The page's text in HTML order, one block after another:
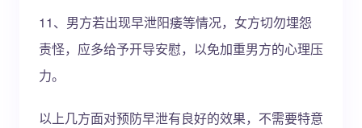
11、男方若出现早泄阳痿等情况，女方切勿埋怨
责怪，应多给予开导安慰，以免加重男方的心理压
力。
以上几方面对预防早泄有良好的效果，不需要特意